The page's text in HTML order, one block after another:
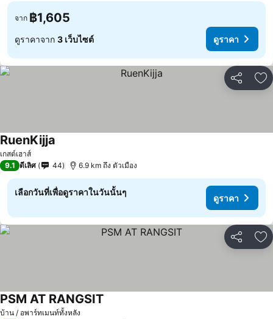
จาก ฿1,605
ดูราคาจาก 3 เว็บไซต์ ดูราคา
แชร์ เ
เกสต์เฮาส์
RuenKijja
9.1 ดีเลิศ 44 6.9 km ถึง ตัวเมือง
เลือกวันที่เพื่อดูราคาในวันนั้นๆ
ดูราคา
แชร์ เ
บ้าน / อพาร์ทเมนท์ทั้งหลัง
PSM AT RANGSIT